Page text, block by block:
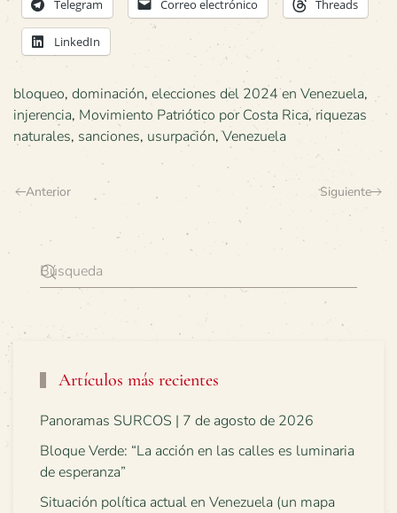
Telegram Correo electrónico Threads
LinkedIn
bloqueo, dominación, elecciones del 2024 en Venezuela,
injerencia, Movimiento Patriótico por Costa Rica, riquezas
naturales, sanciones, usurpación,Venezuela
Anterior Siguiente
Artículos más recientes
Panoramas SURCOS | 7 de agosto de 2026
Bloque Verde: “La acción en las calles es luminaria
de esperanza”
Situación política actual en Venezuela (un mapa